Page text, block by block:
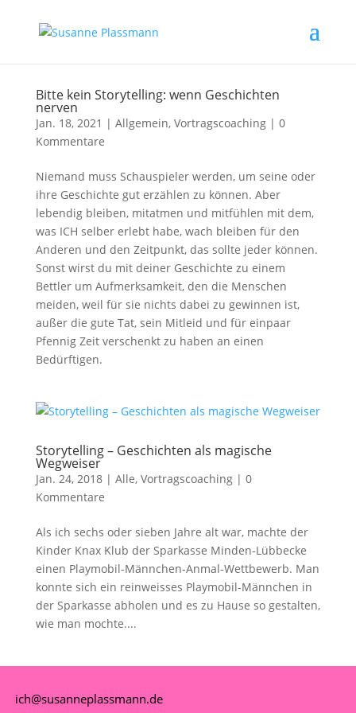
Bitte kein Storytelling: wenn Geschichten
nerven
Jan. 18, 2021 | Allgemein, Vortragscoaching| 0
Kommentare
Niemand muss Schauspieler werden, um seine oder
ihre Geschichte gut erzählen zu können. Aber
lebendig bleiben, mitatmen und mitfühlen mit dem,
was ICH selber erlebt habe, wach bleiben für den
Anderen und den Zeitpunkt, das sollte jeder können.
Sonst wirst du mit deiner Geschichte zu einem
Bettler um Aufmerksamkeit, den die Menschen
meiden, weil für sie nichts dabei zu gewinnen ist,
außer die gute Tat, sein Mitleid und für einpaar
Pfennig Zeit verschenkt zu haben an einen
Bedürftigen.
Storytelling – Geschichten als magische
Wegweiser
Jan. 24, 2018| Alle, Vortragscoaching| 0
Kommentare
Als ich sechs oder sieben Jahre alt war, machte der
Kinder Knax Klub der Sparkasse Minden-Lübbecke
einen Playmobil-Männchen-Anmal-Wettbewerb. Man
konnte sich ein reinweisses Playmobil-Männchen in
der Sparkasse abholen und es zu Hause so gestalten,
wie man mochte....
ich@susanneplassmann.de